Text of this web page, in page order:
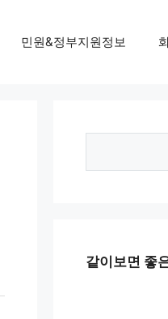
민원&정부지원정보
같이보면 좋